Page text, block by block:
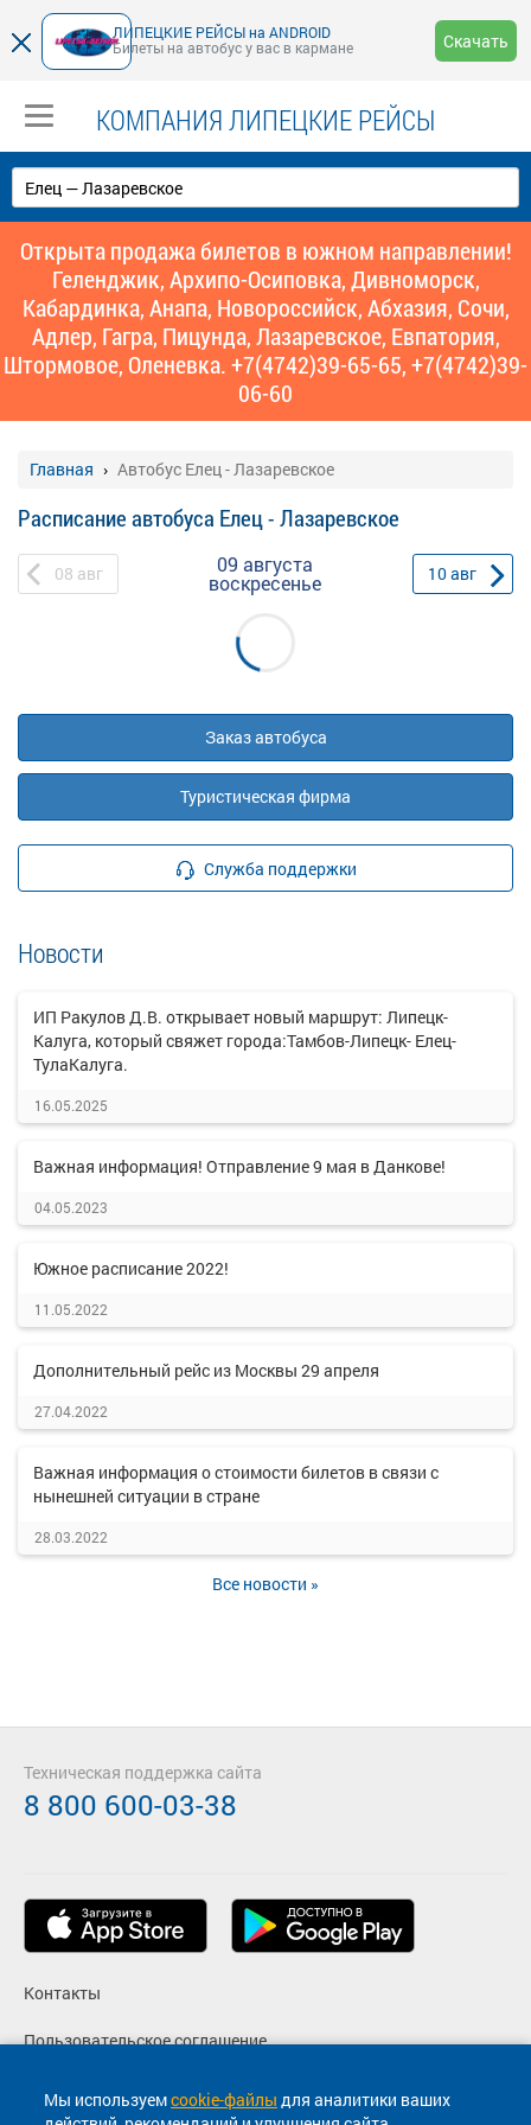
ЛИПЕЦКИЕ РЕЙСЫ на ANDROID
Билеты на автобус у вас в кармане
Скачать
КОМПАНИЯ ЛИПЕЦКИЕ РЕЙСЫ
Открыта продажа билетов в южном направлении!
Геленджик, Архипо-Осиповка, Дивноморск,
Кабардинка, Анапа, Новороссийск, Абхазия, Сочи,
Адлер, Гагра, Пицунда, Лазаревское, Евпатория,
Штормовое, Оленевка. +7(4742)39-65-65, +7(4742)39-
06-60
Главная Автобус Елец - Лазаревское
Расписание автобуса Елец - Лазаревское
08 авг 09 августа
воскресенье 10авг
Заказ автобуса
Туристическая фирма
Служба поддержки
Новости
ИП Ракулов Д.В. открывает новый маршрут: Липецк-
Калуга, который свяжет города:Тамбов-Липецк- Елец-
ТулаКалуга.
16.05.2025
Важная информация! Отправление 9 мая в Данкове!
04.05.2023
Южное расписание 2022!
11.05.2022
Дополнительный рейс из Москвы 29 апреля
27.04.2022
Важная информация о стоимости билетов в связи с
нынешней ситуации в стране
28.03.2022
Все новости »
Мы используемcookie-файлы для аналитики ваших
Контакты
Пользовательское соглашение
Политика конфиденциальности
Техническая поддержка сайта
8 800 600-03-38